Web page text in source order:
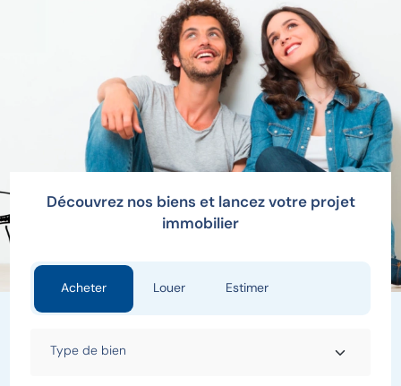
Découvrez nos biens et lancez votre projet
immobilier
Acheter Louer Estimer